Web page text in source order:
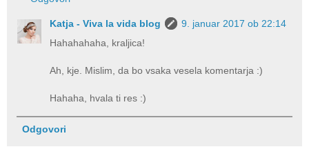
Katja - Viva la vida blog
9. januar 2017 ob 22:14
Hahahahaha, kraljica!
Ah, kje. Mislim, da bo vsaka vesela komentarja :)
Hahaha, hvala ti res :)
Odgovori